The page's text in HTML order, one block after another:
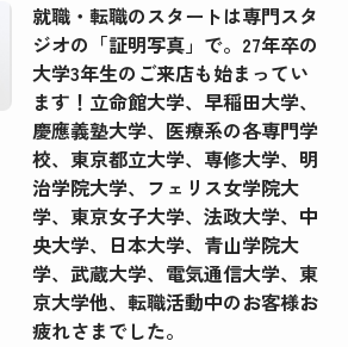
就職・転職のスタートは専門スタ
ジオの「証明写真」で。27年卒の
大学3年生のご来店も始まってい
ます！立命館大学、早稲田大学、
慶應義塾大学、医療系の各専門学
校、東京都立大学、専修大学、明
治学院大学、フェリス女学院大
学、東京女子大学、法政大学、中
央大学、日本大学、青山学院大
学、武蔵大学、電気通信大学、東
京大学他、転職活動中のお客様お
疲れさまでした。